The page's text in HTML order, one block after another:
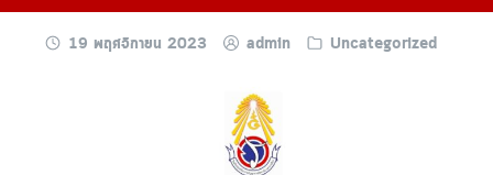
19 พฤศจิกายน 2023 admin Uncategorized